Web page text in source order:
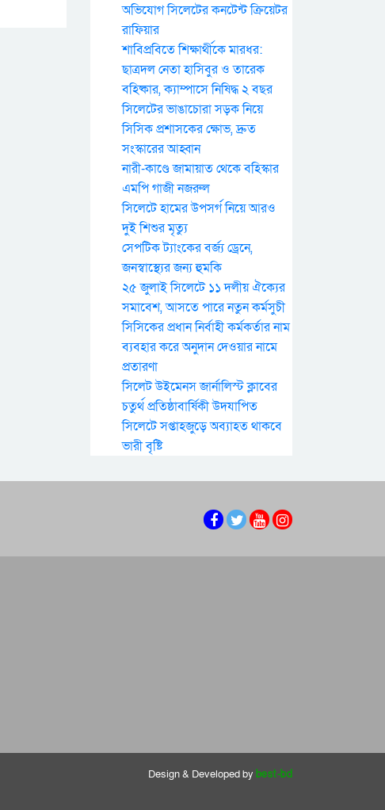
অভিযোগ সিলেটের কনটেন্ট ক্রিয়েটর
রাফিয়ার
শাবিপ্রবিতে শিক্ষার্থীকে মারধর:
ছাত্রদল নেতা হাসিবুর ও তারেক
বহিষ্কার, ক্যাম্পাসে নিষিদ্ধ ২ বছর
সিলেটের ভাঙাচোরা সড়ক নিয়ে
সিসিক প্রশাসকের ক্ষোভ, দ্রুত
সংস্কারের আহ্বান
নারী-কাণ্ডে জামায়াত থেকে বহিস্কার
এমপি গাজী নজরুল
সিলেটে হামের উপসর্গ নিয়ে আরও
দুই শিশুর মৃত্যু
সেপটিক ট্যাংকের বর্জ্য ড্রেনে,
জনস্বাস্থ্যের জন্য হুমকি
২৫ জুলাই সিলেটে ১১ দলীয় ঐক্যের
সমাবেশ, আসতে পারে নতুন কর্মসুচী
সিসিকের প্রধান নির্বাহী কর্মকর্তার নাম
ব্যবহার করে অনুদান দেওয়ার নামে
প্রতারণা
সিলেট উইমেনস জার্নালিস্ট ক্লাবের
চতুর্থ প্রতিষ্ঠাবার্ষিকী উদযাপিত
সিলেটে সপ্তাহজুড়ে অব্যাহত থাকবে
ভারী বৃষ্টি
Design & Developed by best-bd